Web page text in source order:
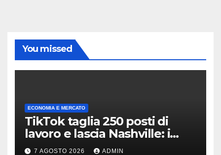
You missed
ECONOMIA E MERCATO
TikTok taglia 250 posti di
lavoro e lascia Nashville: i
motivi della scelta
7 AGOSTO 2026 ADMIN